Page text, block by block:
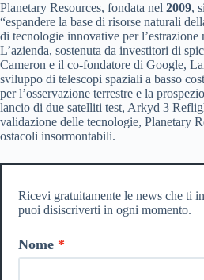
Planetary Resources, fondata nel 2009,
“espandere la base di risorse naturali
di tecnologie innovative per l’estrazione
L’azienda, sostenuta da investitori di
Cameron e il co-fondatore di Google,
sviluppo di telescopi spaziali a basso
per l’osservazione terrestre e la
lancio di due satelliti test, Arkyd 3
validazione delle tecnologie, Planetary
ostacoli insormontabili.
Ricevi gratuitamente le news che ti
puoi disiscriverti in ogni momento.
Nome